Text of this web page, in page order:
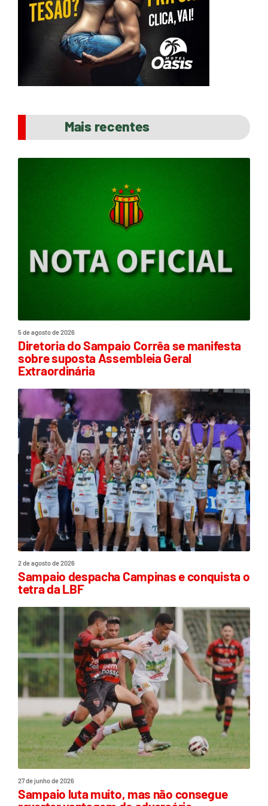
Mais recentes
5 de agosto de 2026
Diretoria do Sampaio Corrêa se manifesta
sobre suposta Assembleia Geral
Extraordinária
2 de agosto de 2026
Sampaio despacha Campinas e conquista o
tetra da LBF
27 de junho de 2026
Sampaio luta muito, mas não consegue